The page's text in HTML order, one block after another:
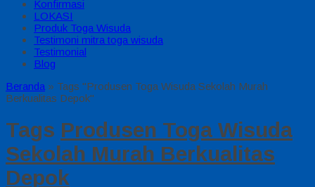
Konfirmasi
LOKASI
Produk Toga Wisuda
Testimoni mitra toga wisuda
Testimonial
Blog
Beranda » Tags "Produsen Toga Wisuda Sekolah Murah
Berkualitas Depok"
Tags Produsen Toga Wisuda
Sekolah Murah Berkualitas
Depok